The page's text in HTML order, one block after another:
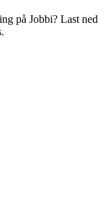
på Jobbi? Last ned